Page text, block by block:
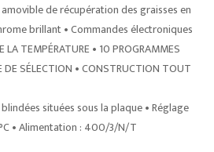
de récupération des graisses en
brillant • Commandes électroniques
LA TEMPÉRATURE • 10 PROGRAMMES
DE SÉLECTION • CONSTRUCTION TOUT
situées sous la plaque • Réglage
• Alimentation : 400/3/N/T